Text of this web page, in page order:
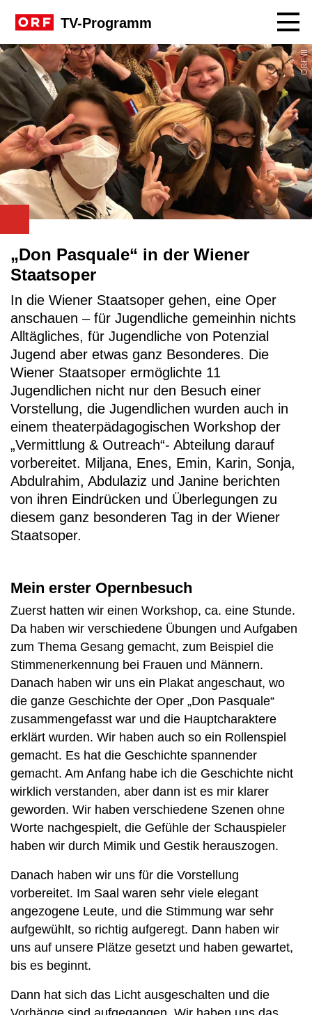
TV-Programm
ORF III
„Don Pasquale“ in der Wiener
Staatsoper
In die Wiener Staatsoper gehen, eine Oper
anschauen – für Jugendliche gemeinhin nichts
Alltägliches, für Jugendliche von Potenzial
Jugend aber etwas ganz Besonderes. Die
Wiener Staatsoper ermöglichte 11
Jugendlichen nicht nur den Besuch einer
Vorstellung, die Jugendlichen wurden auch in
einem theaterpädagogischen Workshop der
„Vermittlung & Outreach“- Abteilung darauf
vorbereitet. Miljana, Enes, Emin, Karin, Sonja,
Abdulrahim, Abdulaziz und Janine berichten
von ihren Eindrücken und Überlegungen zu
diesem ganz besonderen Tag in der Wiener
Staatsoper.
Mein erster Opernbesuch
Zuerst hatten wir einen Workshop, ca. eine Stunde.
Da haben wir verschiedene Übungen und Aufgaben
zum Thema Gesang gemacht, zum Beispiel die
Stimmenerkennung bei Frauen und Männern.
Danach haben wir uns ein Plakat angeschaut, wo
die ganze Geschichte der Oper „Don Pasquale“
zusammengefasst war und die Hauptcharaktere
erklärt wurden. Wir haben auch so ein Rollenspiel
gemacht. Es hat die Geschichte spannender
gemacht. Am Anfang habe ich die Geschichte nicht
wirklich verstanden, aber dann ist es mir klarer
geworden. Wir haben verschiedene Szenen ohne
Worte nachgespielt, die Gefühle der Schauspieler
haben wir durch Mimik und Gestik herauszogen.
Danach haben wir uns für die Vorstellung
vorbereitet. Im Saal waren sehr viele elegant
angezogene Leute, und die Stimmung war sehr
aufgewühlt, so richtig aufgeregt. Dann haben wir
uns auf unsere Plätze gesetzt und haben gewartet,
bis es beginnt.
Dann hat sich das Licht ausgeschalten und die